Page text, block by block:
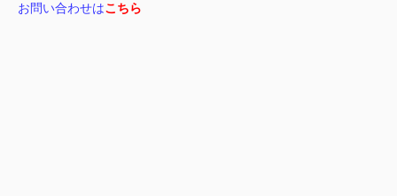
お問い合わせはこちら